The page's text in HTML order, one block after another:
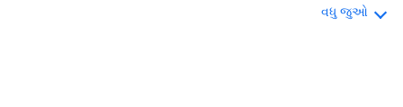
વધુ જુઓ